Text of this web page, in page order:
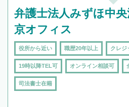
弁護士法人みずほ中
京オフィス
役所から近い 職歴20年以上 クレジ
19時以降TEL可 オンライン相談可
司法書士在籍